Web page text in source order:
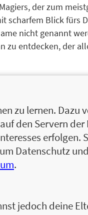
der zum
scharfem Blick fürs
nicht genannt
zu entdecken, der
. Ihre Faszination
Voldemort, denn
von Harry
zu lernen. Dazu
den Servern der
erfolgen.
Datenschutz
.
jedoch deine